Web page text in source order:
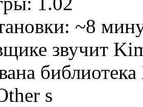
~8
звучит
s